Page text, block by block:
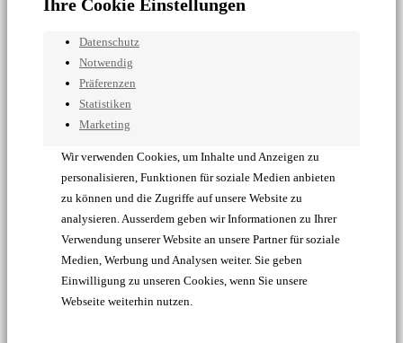
Ihre Cookie Einstellungen
Datenschutz
Notwendig
Präferenzen
Statistiken
Marketing
Wir verwenden Cookies, um Inhalte und Anzeigen zu
personalisieren, Funktionen für soziale Medien anbieten
zu können und die Zugriffe auf unsere Website zu
analysieren. Ausserdem geben wir Informationen zu Ihrer
Verwendung unserer Website an unsere Partner für soziale
Medien, Werbung und Analysen weiter. Sie geben
Einwilligung zu unseren Cookies, wenn Sie unsere
Webseite weiterhin nutzen.